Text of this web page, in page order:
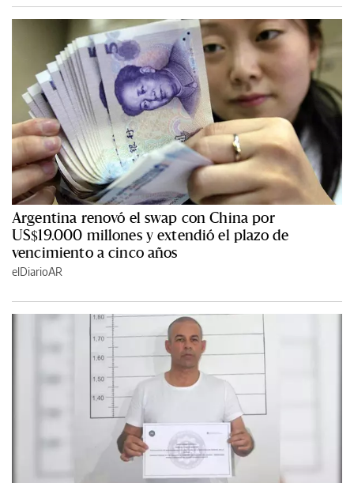
Argentina renovó el swap con China por
US$19.000 millones y extendió el plazo de
vencimiento a cinco años
elDiarioAR